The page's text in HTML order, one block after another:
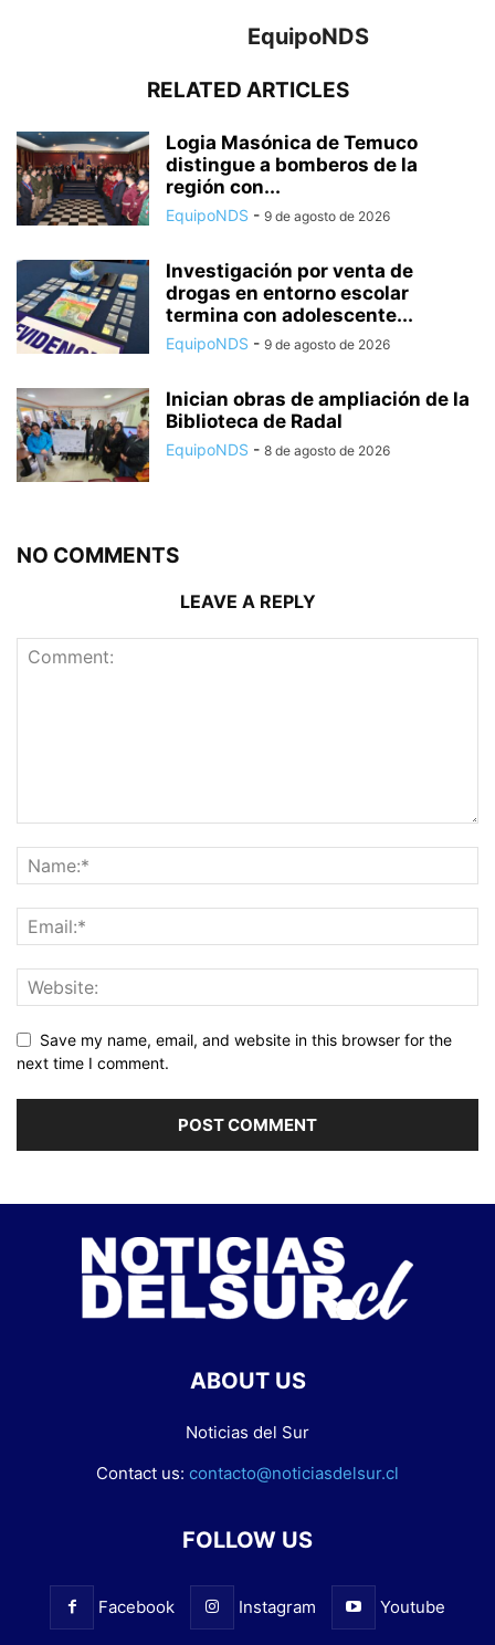
EquipoNDS
RELATED ARTICLES
Logia Masónica de Temuco
distingue a bomberos de la
región con...
EquipoNDS - 9 de agosto de 2026
Investigación por venta de
drogas en entorno escolar
termina con adolescente...
EquipoNDS - 9 de agosto de 2026
Inician obras de ampliación de la
Biblioteca de Radal
EquipoNDS - 8 de agosto de 2026
NO COMMENTS
LEAVE A REPLY
Save my name, email, and website in this browser for the
next time I comment.
ABOUT US
Noticias del Sur
Contact us: contacto@noticiasdelsur.cl
FOLLOW US
Facebook Instagram Youtube